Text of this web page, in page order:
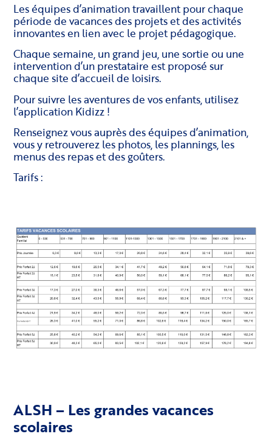
Les équipes d’animation travaillent pour chaque
période de vacances des projets et des activités
innovantes en lien avec le projet pédagogique.
Chaque semaine, un grand jeu, une sortie ou une
intervention d’un prestataire est proposé sur
chaque site d’accueil de loisirs.
Pour suivre les aventures de vos enfants, utilisez
l’application Kidizz !
Renseignez vous auprès des équipes d’animation,
vous y retrouverez les photos, les plannings, les
menus des repas et des goûters.
Tarifs :
ALSH – Les grandes vacances
scolaires